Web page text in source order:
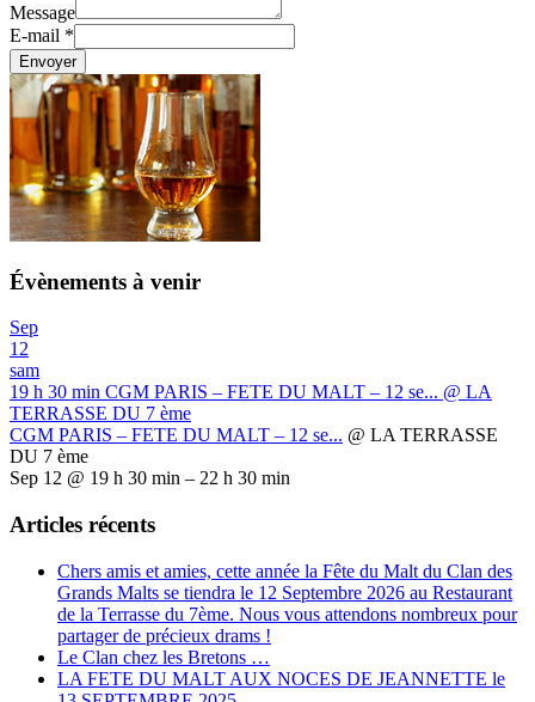
Message
E-mail *
Envoyer
Évènements à venir
Sep
12
sam
19 h 30 min CGM PARIS – FETE DU MALT – 12 se... @ LA
TERRASSE DU 7 ème
CGM PARIS – FETE DU MALT – 12 se... @ LA TERRASSE
DU 7 ème
Sep 12 @ 19 h 30 min – 22 h 30 min
Articles récents
Chers amis et amies, cette année la Fête du Malt du Clan des
Grands Malts se tiendra le 12 Septembre 2026 au Restaurant
de la Terrasse du 7ème. Nous vous attendons nombreux pour
partager de précieux drams !
Le Clan chez les Bretons …
LA FETE DU MALT AUX NOCES DE JEANNETTE le